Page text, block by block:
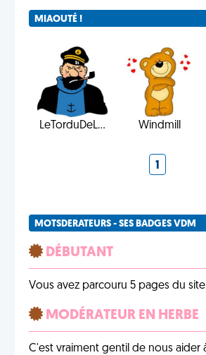
MIAOUTÉ !
LeTorduDeL... Windmill
1
MOTSDERATEURS - SES BADGES VDM
DÉBUTANT
Vous avez parcouru 5 pages du
MODÉRATEUR EN HERBE
C'est vraiment gentil de nous aider